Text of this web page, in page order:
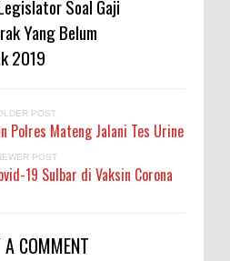
Soal Gaji
Yang Belum
2019
POST
Polres Mateng Jalani Tes Urine
POST
19 Sulbar di Vaksin Corona
COMMENT